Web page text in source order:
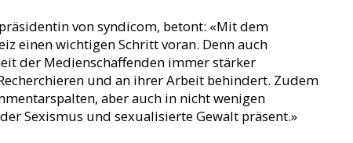
von syndicom, betont: «Mit dem
einen wichtigen Schritt voran. Denn auch
der Medienschaffenden immer stärker
und an ihrer Arbeit behindert. Zudem
aber auch in nicht wenigen
Sexismus und sexualisierte Gewalt präsent.»